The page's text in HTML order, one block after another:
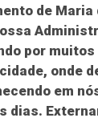
de Maria
por muitos
onde
em
dias.